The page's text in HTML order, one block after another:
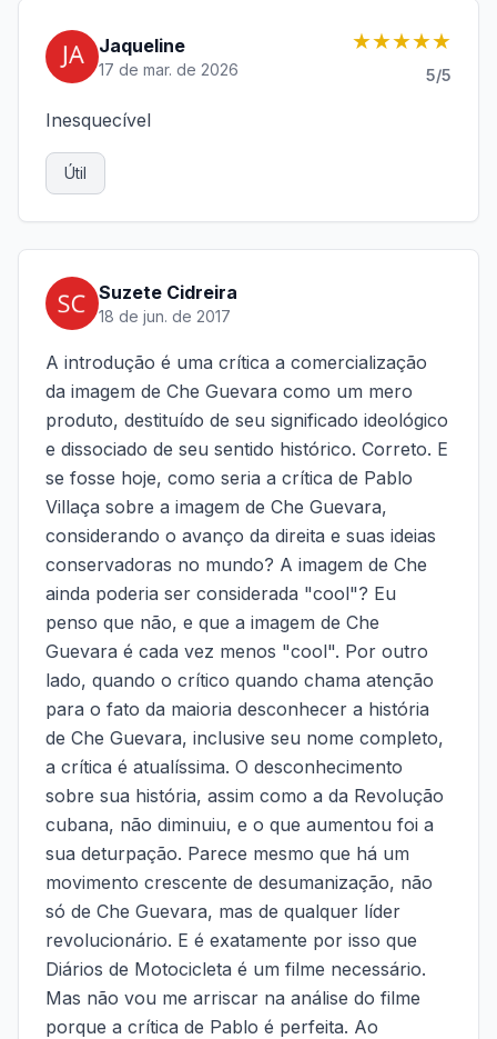
Jaqueline
17 de mar. de 2026
★★★★★
5/5
Inesquecível
Útil
Suzete Cidreira
18 de jun. de 2017
A introdução é uma crítica a comercialização
da imagem de Che Guevara como um mero
produto, destituído de seu significado ideológico
e dissociado de seu sentido histórico. Correto. E
se fosse hoje, como seria a crítica de Pablo
Villaça sobre a imagem de Che Guevara,
considerando o avanço da direita e suas ideias
conservadoras no mundo? A imagem de Che
ainda poderia ser considerada "cool"? Eu
penso que não, e que a imagem de Che
Guevara é cada vez menos "cool". Por outro
lado, quando o crítico quando chama atenção
para o fato da maioria desconhecer a história
de Che Guevara, inclusive seu nome completo,
a crítica é atualíssima. O desconhecimento
sobre sua história, assim como a da Revolução
cubana, não diminuiu, e o que aumentou foi a
sua deturpação. Parece mesmo que há um
movimento crescente de desumanização, não
só de Che Guevara, mas de qualquer líder
revolucionário. E é exatamente por isso que
Diários de Motocicleta é um filme necessário.
Mas não vou me arriscar na análise do filme
porque a crítica de Pablo é perfeita. Ao